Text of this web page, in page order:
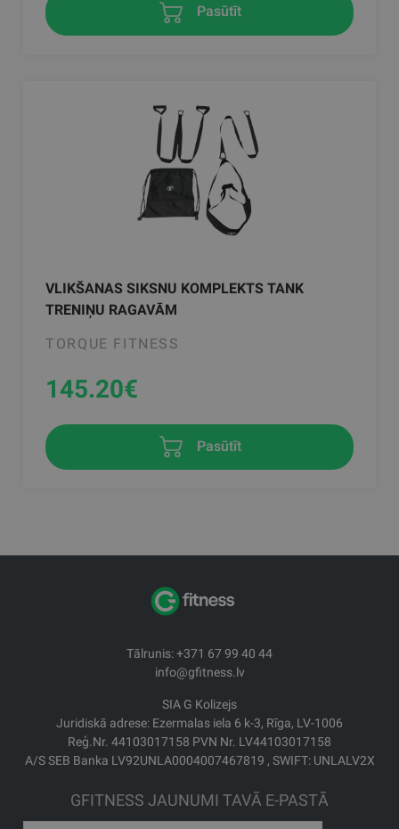
Pasūtīt
VLIKŠANAS SIKSNU KOMPLEKTS TANK
TRENIŅU RAGAVĀM
TORQUE FITNESS
145.20€
Pasūtīt
Tālrunis: +371 67 99 40 44
info@gfitness.lv
SIA G Kolizejs
Juridiskā adrese: Ezermalas iela 6 k-3, Rīga, LV-1006
Reģ.Nr. 44103017158 PVN Nr. LV44103017158
A/S SEB Banka LV92UNLA0004007467819 , SWIFT: UNLALV2X
GFITNESS JAUNUMI TAVĀ E-PASTĀ